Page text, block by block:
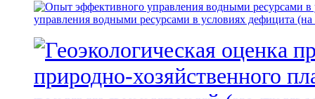
управления водными ресурсами в условиях дефицита